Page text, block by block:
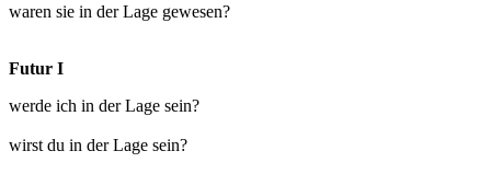
waren sie in der Lage gewesen?
Futur I
werde ich in der Lage sein?
wirst du in der Lage sein?